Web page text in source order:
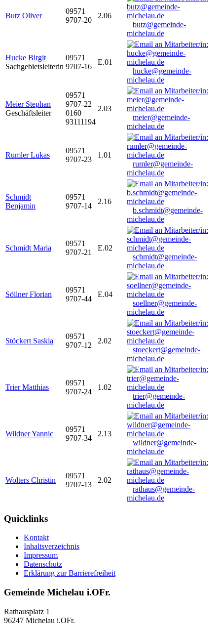
Butz Oliver
09571
9707-20
2.06
butz@gemeinde-
michelau.de
Hucke Birgit
Sachgebietsleiterin
09571
9707-16
E.01
hucke@gemeinde-
michelau.de
Meier Stephan
Geschäftsleiter
09571
9707-22
0160
93111194
2.03
meier@gemeinde-
michelau.de
Rumler Lukas
09571
9707-23
1.01
rumler@gemeinde-
michelau.de
Schmidt
Benjamin
09571
9707-14
2.16
b.schmidt@gemeinde-
michelau.de
Schmidt Maria
09571
9707-21
E.02
schmidt@gemeinde-
michelau.de
Söllner Florian
09571
9707-44
E.04
soellner@gemeinde-
michelau.de
Stöckert Saskia
09571
9707-12
2.02
stoeckert@gemeinde-
michelau.de
Trier Matthias
09571
9707-24
1.02
trier@gemeinde-
michelau.de
Wildner Yannic
09571
9707-34
2.13
wildner@gemeinde-
michelau.de
Wolters Christin
09571
9707-13
2.02
rathaus@gemeinde-
michelau.de
Quicklinks
Kontakt
Inhaltsverzeichnis
Impressum
Datenschutz
Erklärung zur Barrierefreiheit
Gemeinde Michelau i.OFr.
Rathausplatz 1
96247 Michelau i.OFr.